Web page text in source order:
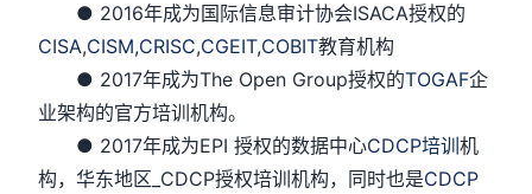
● 2016年成为国际信息审计协会ISACA授权的
CISA,CISM,CRISC,CGEIT,COBIT教育机构
● 2017年成为The Open Group授权的TOGAF企
业架构的官方培训机构。
● 2017年成为EPI 授权的数据中心CDCP培训机
构，华东地区_CDCP授权培训机构，同时也是CDCP